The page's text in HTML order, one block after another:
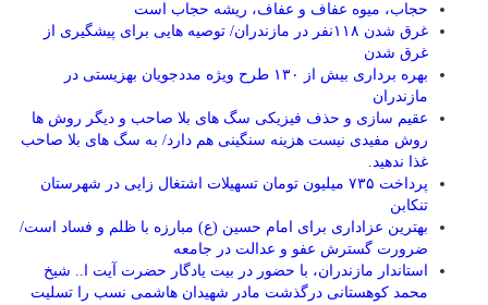
حجاب، میوه عفاف و عفاف، ریشه حجاب است
غرق شدن ۱۱۸نفر در مازندران/ توصيه هايی برای پيشگيری از
غرق شدن
بهره برداری بیش از ۱۳۰ طرح ویژه مددجویان بهزیستی در
مازندران
عقیم سازی و حذف فیزیکی سگ های بلا صاحب و دیگر روش ها
روش مفیدی نیست هزینه سنگینی هم دارد/ به سگ های بلا صاحب
غذا ندهید.
پرداخت ۷۳۵ میلیون تومان تسهیلات اشتغال زایی در شهرستان
تنکابن
بهترین عزاداری برای امام حسین (ع) مبارزه با ظلم و فساد است/
ضرورت گسترش عفو و عدالت در جامعه
استاندار مازندران، با حضور در بیت یادگار حضرت آیت ا.. شیخ
محمد کوهستانی درگذشت مادر شهیدان هاشمی نسب را تسلیت